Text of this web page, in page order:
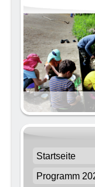
Startseite
Programm